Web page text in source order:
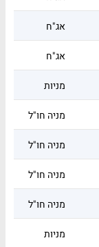
אג"ח
אג"ח
מניות
מניה חו"ל
מניה חו"ל
מניה חו"ל
מניה חו"ל
מניות